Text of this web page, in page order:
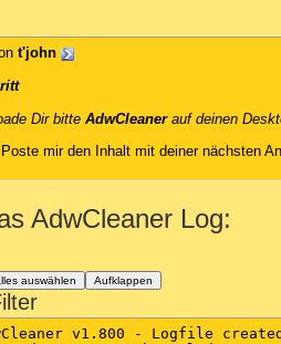
Driver Services (All)
Dateien: 0
bösartigen Objekte gefunden)
t'john
Dir bitte AdwCleanerauf deinen
Poste mir den Inhalt mit deiner nächsten
AdwCleaner Log:
auswählen Aufklappen
v1.800 - Logfile